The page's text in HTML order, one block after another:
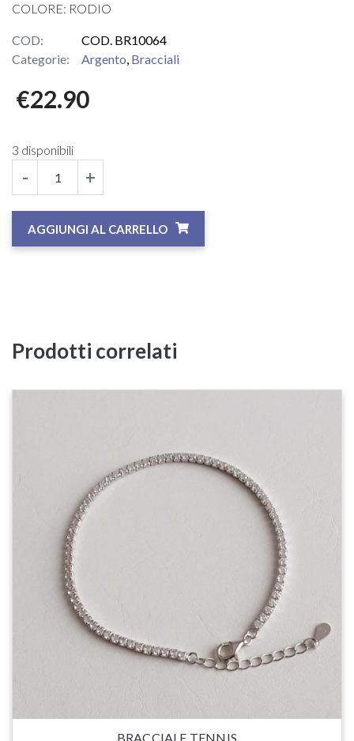
COLORE: RODIO
COD:
COD. BR10064
Categorie:
Argento, Bracciali
€22.90
3 disponibili
- +
AGGIUNGI AL CARRELLO
Prodotti correlati
BRACCIALE TENNIS